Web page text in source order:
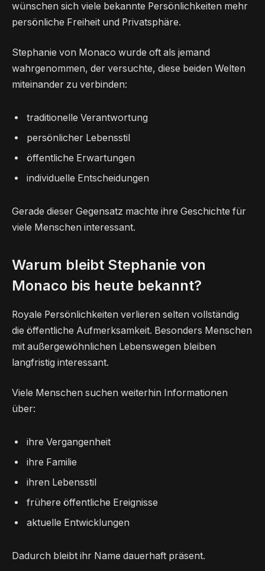
wünschen sich viele bekannte Persönlichkeiten mehr
persönliche Freiheit und Privatsphäre.
Stephanie von Monaco wurde oft als jemand
wahrgenommen, der versuchte, diese beiden Welten
miteinander zu verbinden:
traditionelle Verantwortung
persönlicher Lebensstil
öffentliche Erwartungen
individuelle Entscheidungen
Gerade dieser Gegensatz machte ihre Geschichte für
viele Menschen interessant.
Warum bleibt Stephanie von
Monaco bis heute bekannt?
Royale Persönlichkeiten verlieren selten vollständig
die öffentliche Aufmerksamkeit. Besonders Menschen
mit außergewöhnlichen Lebenswegen bleiben
langfristig interessant.
Viele Menschen suchen weiterhin Informationen
über:
ihre Vergangenheit
ihre Familie
ihren Lebensstil
frühere öffentliche Ereignisse
aktuelle Entwicklungen
Dadurch bleibt ihr Name dauerhaft präsent.